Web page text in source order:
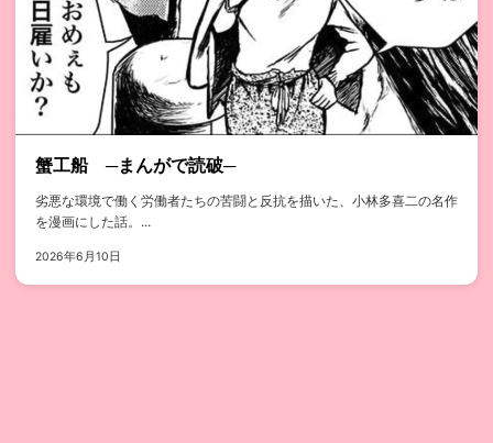
蟹工船 ─まんがで読破─
劣悪な環境で働く労働者たちの苦闘と反抗を描いた、小林多喜二の名作
を漫画にした話。...
2026年6月10日